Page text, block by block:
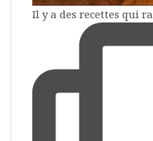
Il y a des recettes qui